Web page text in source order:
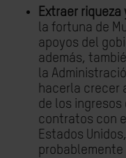
Extraer
la fortuna de
apoyos del
además,
la
hacerla crecer
de los ingresos
contratos con
Estados
probablemente